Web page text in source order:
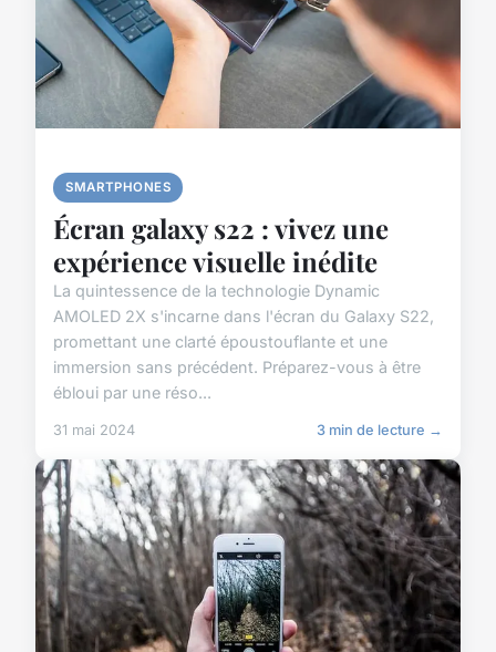
SMARTPHONES
Écran galaxy s22 : vivez une
expérience visuelle inédite
La quintessence de la technologie Dynamic
AMOLED 2X s'incarne dans l'écran du Galaxy S22,
promettant une clarté époustouflante et une
immersion sans précédent. Préparez-vous à être
ébloui par une réso...
31 mai 2024 3 min de lecture →